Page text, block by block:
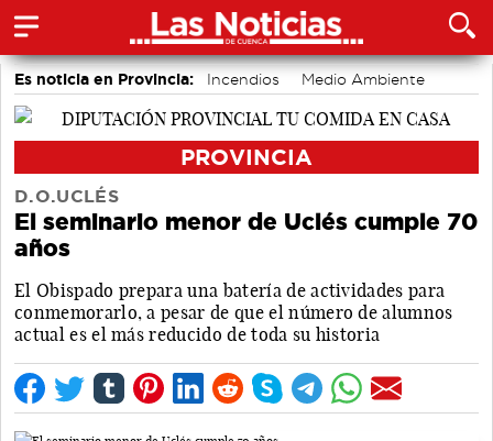
Es noticia en Provincia: Incendios Medio Ambiente
PROVINCIA
D.O.UCLÉS
El seminario menor de Uclés cumple 70
años
El Obispado prepara una batería de actividades para
conmemorarlo, a pesar de que el número de alumnos
actual es el más reducido de toda su historia